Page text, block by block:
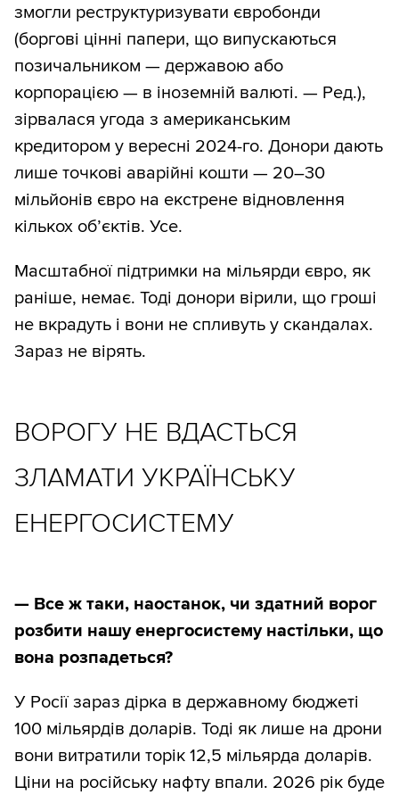
змогли реструктуризувати євробонди
(боргові цінні папери, що випускаються
позичальником — державою або
корпорацією — в іноземній валюті. — Ред.),
зірвалася угода з американським
кредитором у вересні 2024-го. Донори дають
лише точкові аварійні кошти — 20–30
мільйонів євро на екстрене відновлення
кількох об’єктів. Усе.
Масштабної підтримки на мільярди євро, як
раніше, немає. Тоді донори вірили, що гроші
не вкрадуть і вони не спливуть у скандалах.
Зараз не вірять.
ВОРОГУ НЕ ВДАСТЬСЯ
ЗЛАМАТИ УКРАЇНСЬКУ
ЕНЕРГОСИСТЕМУ
— Все ж таки, наостанок, чи здатний ворог
розбити нашу енергосистему настільки, що
вона розпадеться?
У Росії зараз дірка в державному бюджеті
100 мільярдів доларів. Тоді як лише на дрони
вони витратили торік 12,5 мільярда доларів.
Ціни на російську нафту впали. 2026 рік буде